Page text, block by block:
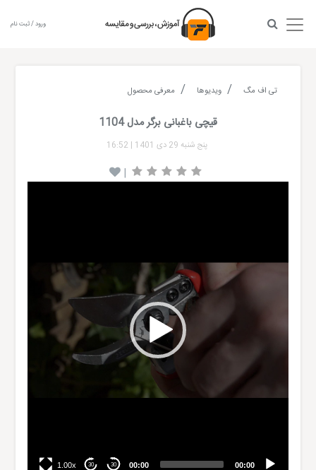
ورود / ثبت نام
تی اف مگ ویدیوها معرفی محصول
قیچی باغبانی برگر مدل 1104
پنج شنبه 29 دی 1401 |
16:52
|
Video
00:00
00:00
30
30
1.00x